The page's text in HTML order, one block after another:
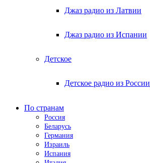
Джаз радио из Латвии
Джаз радио из Испании
Детское
Детское радио из России
По странам
Россия
Беларусь
Германия
Израиль
Испания